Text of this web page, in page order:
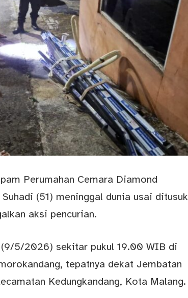
Perumahan Cemara Diamond
(51) meninggal dunia usai ditusuk
aksi pencurian.
5/2026) sekitar pukul 19.00 WIB di
tepatnya dekat Jembatan
Kedungkandang, Kota Malang.